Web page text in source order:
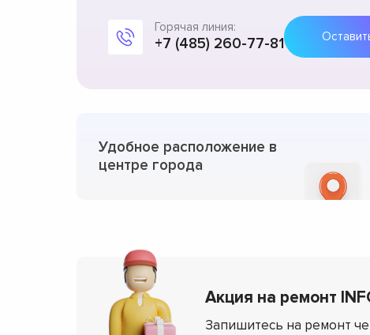
Горячая линия:
+7 (485) 260-77-81
Удобное расположение в
центре города
Акция на ремонт
Запишитесь на ремонт